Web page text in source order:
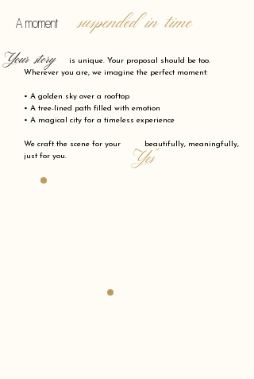
A moment suspended in time
is unique. Your proposal should be too.
Wherever you are, we imagine the perfect moment:
• A golden sky over a rooftop
• A tree-lined path filled with emotion
• A magical city for a timeless experience
We craft the scene for your beautifully, meaningfully,
just for you.
"Yes"
Your story